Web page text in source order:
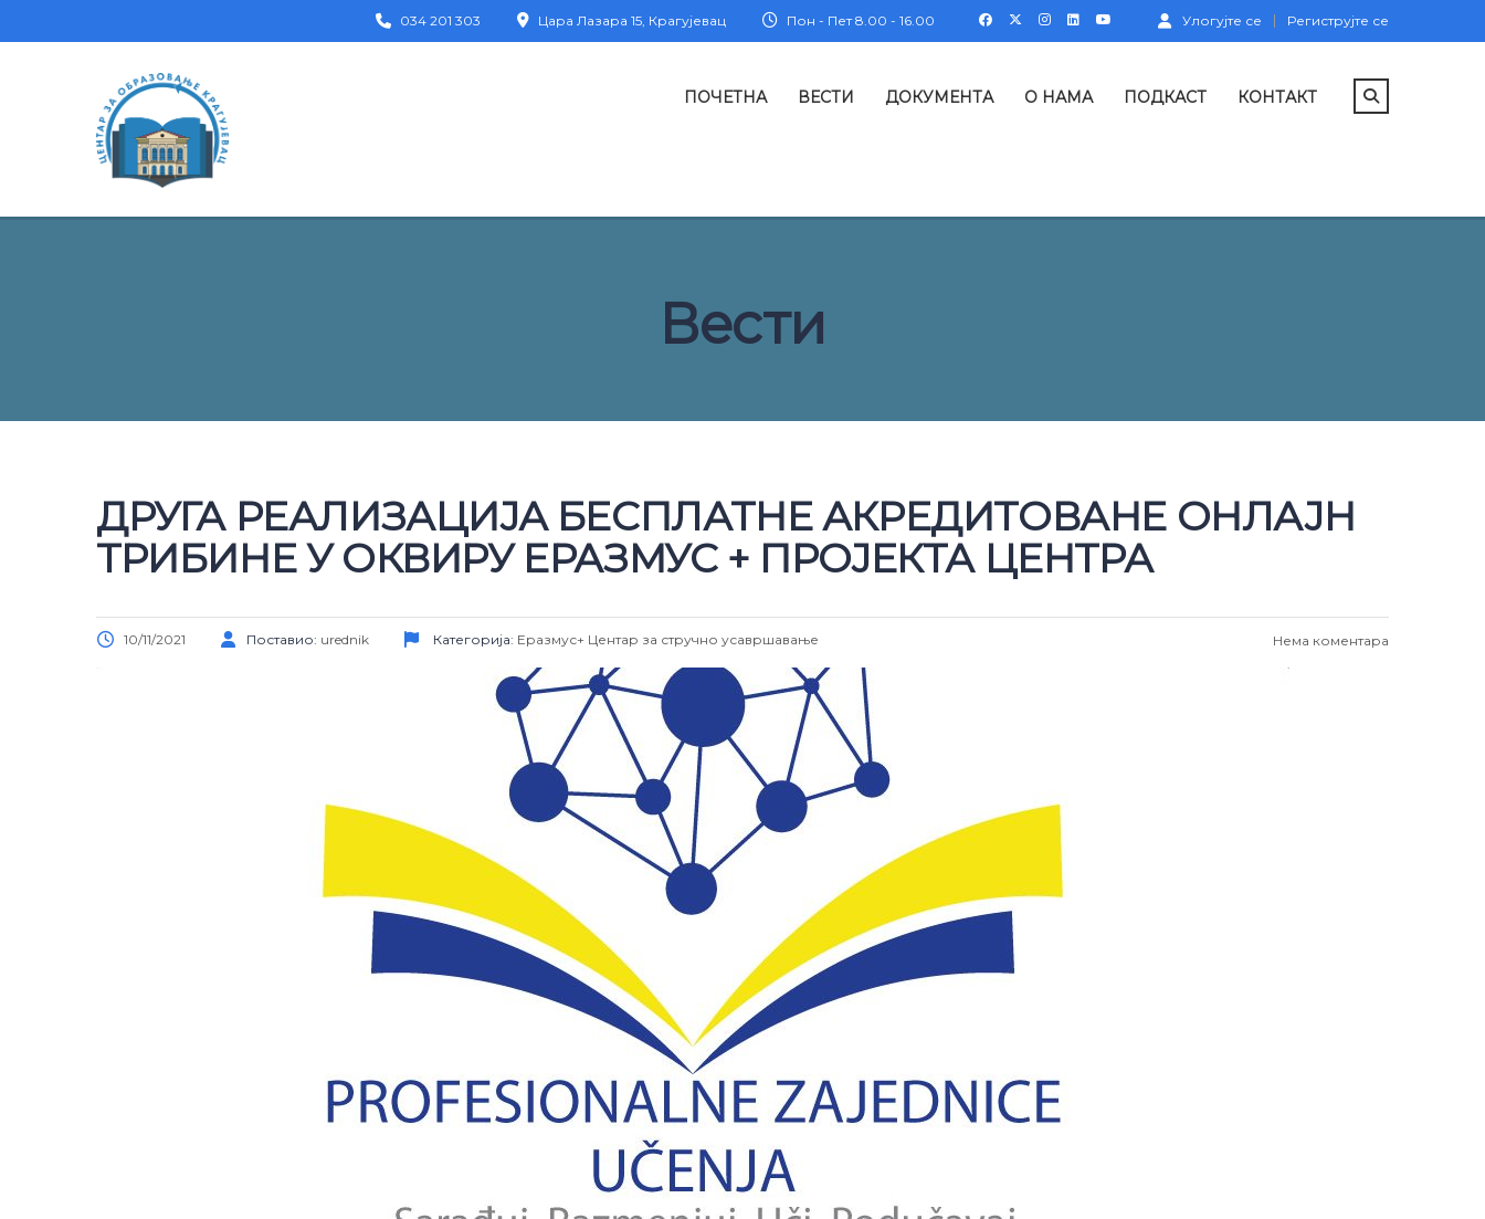
Улогујте се Региструјте се
Пон - Пет 8.00 - 16.00
Цара Лазара 15, Крагујевац
034 201 303
ПОЧЕТНА ВЕСТИ ДОКУМЕНТА О НАМА ПОДКАСТ КОНТАКТ
Вести
ДРУГА РЕАЛИЗАЦИЈА БЕСПЛАТНЕ АКРЕДИТОВАНЕ ОНЛАЈН
ТРИБИНЕ У ОКВИРУ ЕРАЗМУС + ПРОЈЕКТА ЦЕНТРА
10/11/2021 Поставио: urednik Категорија: Еразмус+ Центар за стручно усавршавање Нема коментара